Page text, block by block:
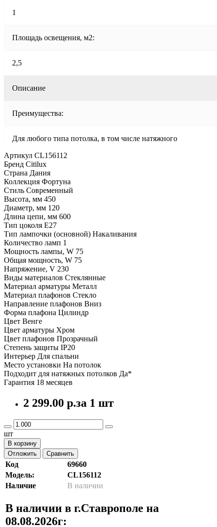
1
Площадь освещения, м2:
2,5
Описание
Преимущества:
Для любого типа потолка, в том числе натяжного
Артикул CL156112
Бренд Citilux
Страна Дания
Коллекция Фортуна
Стиль Современный
Высота, мм 450
Диаметр, мм 120
Длина цепи, мм 600
Тип цоколя E27
Тип лампочки (основной) Накаливания
Количество ламп 1
Мощность лампы, W 75
Общая мощность, W 75
Напряжение, V 230
Виды материалов Стеклянные
Материал арматуры Металл
Материал плафонов Стекло
Направление плафонов Вниз
Форма плафона Цилиндр
Цвет Венге
Цвет арматуры Хром
Цвет плафонов Прозрачный
Степень защиты IP20
Интерьер Для спальни
Место установки На потолок
Подходит для натяжных потолков Да*
Гарантия 18 месяцев
2 299.00 р.за 1 шт
шт
В корзину
Отложить
Сравнить
Код
69660
Модель:
CL156112
Наличие
В наличии
В наличии в г.Ставрополе на
08.08.2026г: